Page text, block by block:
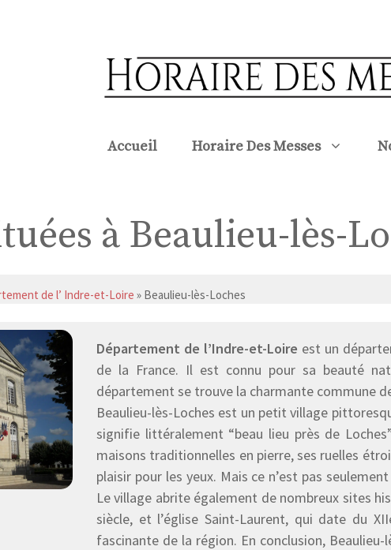
Accueil Horaire Des Messes
à Beaulieu-lès-
de l’ Indre-et-Loire » Beaulieu-lès-Loches
Département de l’Indre-et-Loire est un
de la France. Il est connu pour sa beauté
département se trouve la charmante commune
Beaulieu-lès-Loches est un petit village
signifie littéralement “beau lieu près de
maisons traditionnelles en pierre, ses ruelles
plaisir pour les yeux. Mais ce n’est pas
Le village abrite également de nombreux sites
siècle, et l’église Saint-Laurent, qui date du
fascinante de la région. En conclusion,